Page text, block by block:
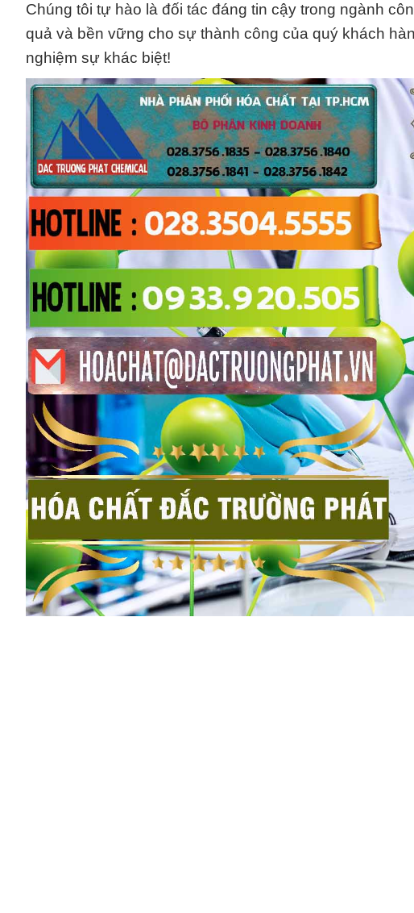
Chúng tôi tự hào là đối tác đáng tin cậy trong ngành
quả và bền vững cho sự thành công của quý khách
nghiệm sự khác biệt!